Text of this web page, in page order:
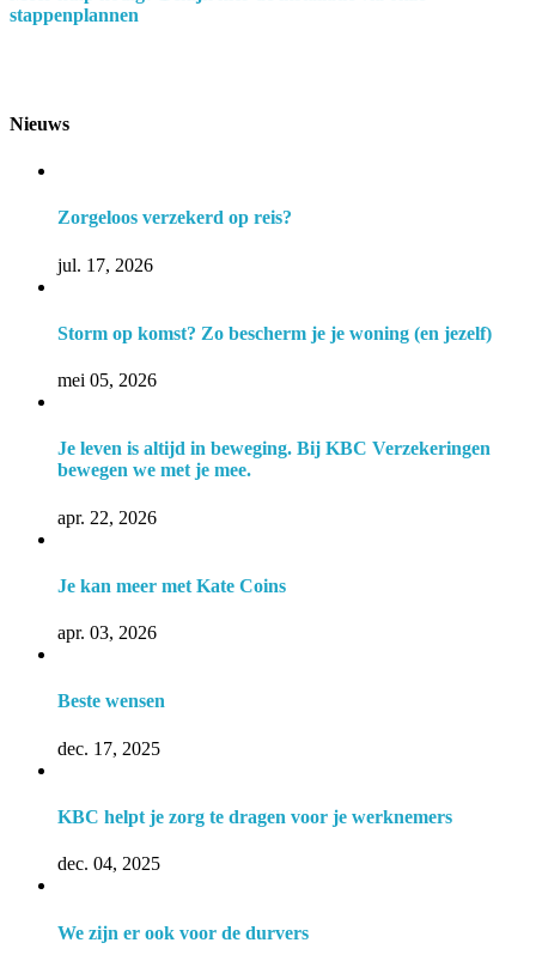
stappenplannen
Nieuws
Zorgeloos verzekerd op reis?
jul. 17, 2026
Storm op komst? Zo bescherm je je woning (en jezelf)
mei 05, 2026
Je leven is altijd in beweging. Bij KBC Verzekeringen
bewegen we met je mee.
apr. 22, 2026
Je kan meer met Kate Coins
apr. 03, 2026
Beste wensen
dec. 17, 2025
KBC helpt je zorg te dragen voor je werknemers
dec. 04, 2025
We zijn er ook voor de durvers